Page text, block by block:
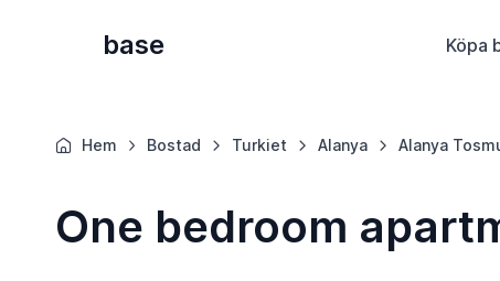
base Köpa
Hem Bostad Turkiet Alanya Alanya
One bedroom